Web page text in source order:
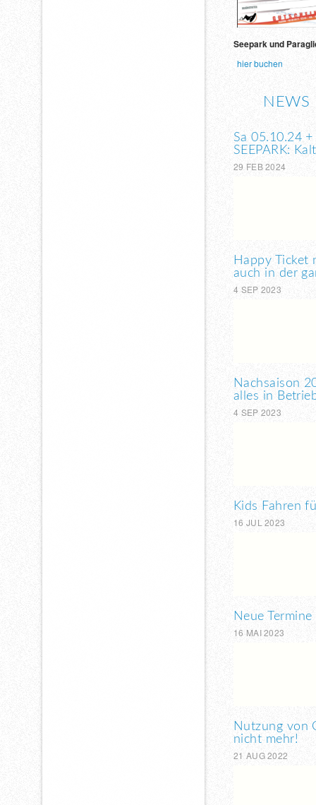
Ermessen und in
Seepark und
hier buchen
NEWS
Sa 05.10.24
SEEPARK:
29 FEB 2024
Happy Ticket
auch in der
4 SEP 2023
Nachsaison
alles in
4 SEP 2023
Kids Fahren
16 JUL 2023
Neue
16 MAI 2023
Nutzung von
nicht mehr!
21 AUG 2022